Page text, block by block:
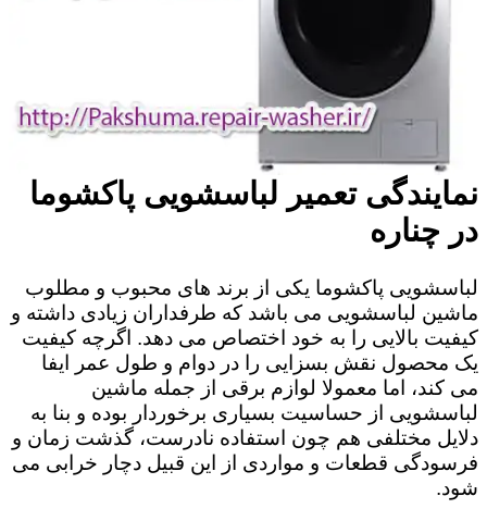
نمایندگی تعمیر لباسشویی پاکشوما
در چناره
لباسشویی پاکشوما یکی از برند های محبوب و مطلوب
ماشین لباسشویی می باشد که طرفداران زیادی داشته و
کیفیت بالایی را به خود اختصاص می دهد. اگرچه کیفیت
یک محصول نقش بسزایی را در دوام و طول عمر ایفا
می کند، اما معمولا لوازم برقی از جمله ماشین
لباسشویی از حساسیت بسیاری برخوردار بوده و بنا به
دلایل مختلفی هم چون استفاده نادرست، گذشت زمان و
فرسودگی قطعات و مواردی از این قبیل دچار خرابی می
شود.